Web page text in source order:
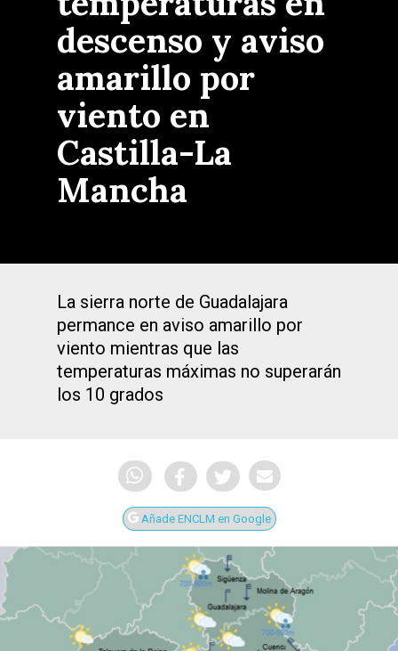
descenso y aviso
amarillo por
viento en
Castilla-La
Mancha
La sierra norte de Guadalajara
permance en aviso amarillo por
viento mientras que las
temperaturas máximas no superarán
los 10 grados
Añade ENCLM en Google